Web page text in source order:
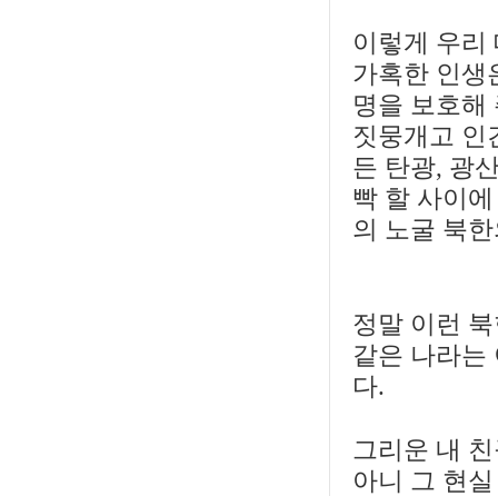
이렇게 우리
가혹한 인생
명을 보호해
짓뭉개고 인
든 탄광, 광
빡 할 사이
의 노굴 북
정말 이런
같은 나라는
다.
그리운 내
아니 그 현